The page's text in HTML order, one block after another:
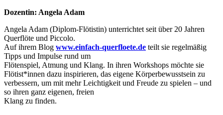
Dozentin: Angela Adam
Angela Adam (Diplom-Flötistin) unterrichtet seit über 20 Jahren
Querflöte und Piccolo.
Auf ihrem Blog www.einfach-querfloete.de teilt sie regelmäßig
Tipps und Impulse rund um
Flötenspiel, Atmung und Klang. In ihren Workshops möchte sie
Flötist*innen dazu inspirieren, das eigene Körperbewusstsein zu
verbessern, um mit mehr Leichtigkeit und Freude zu spielen – und
so ihren ganz eigenen, freien
Klang zu finden.